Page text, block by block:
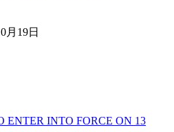
月19日
ENTER INTO FORCE ON 13